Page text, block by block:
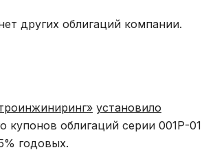
других облигаций компании.
установило
купонов облигаций серии 001Р-01
годовых.